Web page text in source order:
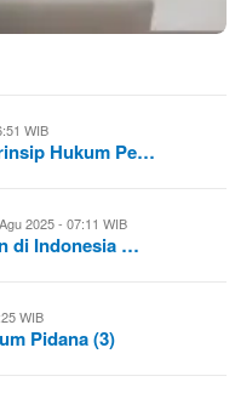
WIB
Hukum Pe…
2025 - 07:11 WIB
di Indonesia …
WIB
Pidana (3)